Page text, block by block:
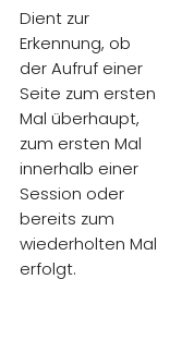
Dient zur
Erkennung, ob
der Aufruf einer
Seite zum ersten
Mal überhaupt,
zum ersten Mal
innerhalb einer
Session oder
bereits zum
wiederholten Mal
erfolgt.